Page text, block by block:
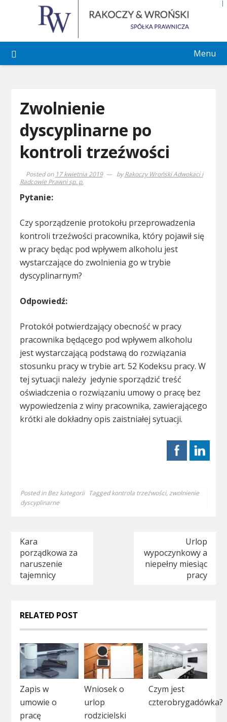
Menu
Zwolnienie
dyscyplinarne po
kontroli trzeźwości
Posted on 17 kwietnia 2019 byRakoczy Wroński Adwokaci i
Radcowie Prawni sp. p.
Pytanie:
Czy sporządzenie protokołu przeprowadzenia
kontroli trzeźwości pracownika, który pojawił się
w pracy będąc pod wpływem alkoholu jest
wystarczające do zwolnienia go w trybie
dyscyplinarnym?
Odpowiedź:
Protokół potwierdzający obecność w pracy
pracownika będącego pod wpływem alkoholu
jest wystarczającą podstawą do rozwiązania
stosunku pracy w trybie art. 52 Kodeksu pracy. W
tej sytuacji należy jedynie sporządzić treść
oświadczenia o rozwiązaniu umowy o pracę bez
wypowiedzenia z winy pracownika, zawierającego
krótki ale dokładny opis zaistniałej sytuacji.
Posted inBez kategorii Taggedkontrola trzeźwości, zwolnienie
dyscyplinarne
Nawigacja
wpisu
Kara
porządkowa za
naruszenie
tajemnicy
Urlop
wypoczynkowy a
niepełny miesiąc
pracy
RELATED POST
Zapis w
umowie o
pracę
Wniosek o
urlop
rodzicielski
Czym jest
czterobrygadówka?